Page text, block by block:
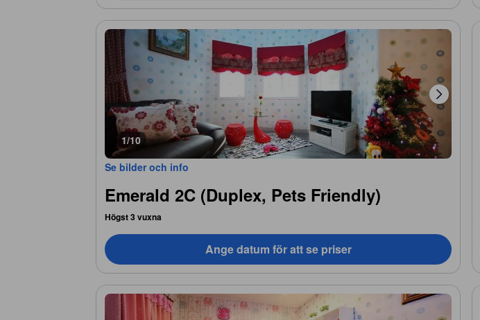
1/10
Se bilder och info
Emerald 2C (Duplex, Pets Friendly)
Högst 3 vuxna
Ange datum för att se priser